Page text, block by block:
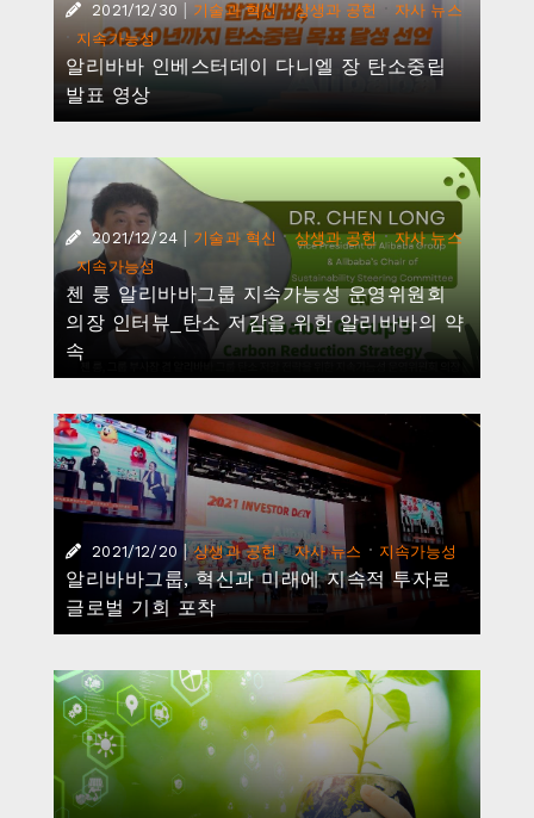
2021/12/30 기술과 혁신·상생과 공헌 자사 뉴스
· 지속가능성
알리바바 인베스터데이 다니엘 장 탄소중립
발표 영상
2021/12/24 기술과 혁신 ·상생과 공헌·자사 뉴스
·지속가능성
첸 룽 알리바바그룹 지속가능성 운영위원회
의장 인터뷰_탄소 저감을 위한 알리바바의 약
속
2021/12/20 | 상생과 공헌·자사 뉴스 · 지속가능성
알리바바그룹, 혁신과 미래에 지속적 투자로
글로벌 기회 포착